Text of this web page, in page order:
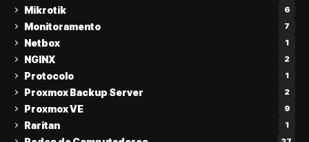
Mikrotik 6
Monitoramento 7
Netbox 1
NGINX 2
Protocolo 1
Proxmox Backup Server 2
Proxmox VE 9
Raritan 1